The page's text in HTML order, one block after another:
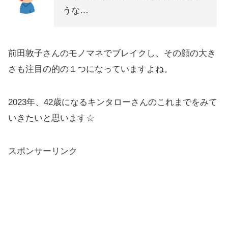
うな…
前田敦子さんのモノマネでブレイクし、その顔の大き
さも注目の的の１つになっていますよね。
2023年、42歳になるキンタローさんのこれまでをみて
いきたいと思います☆
スポンサーリンク